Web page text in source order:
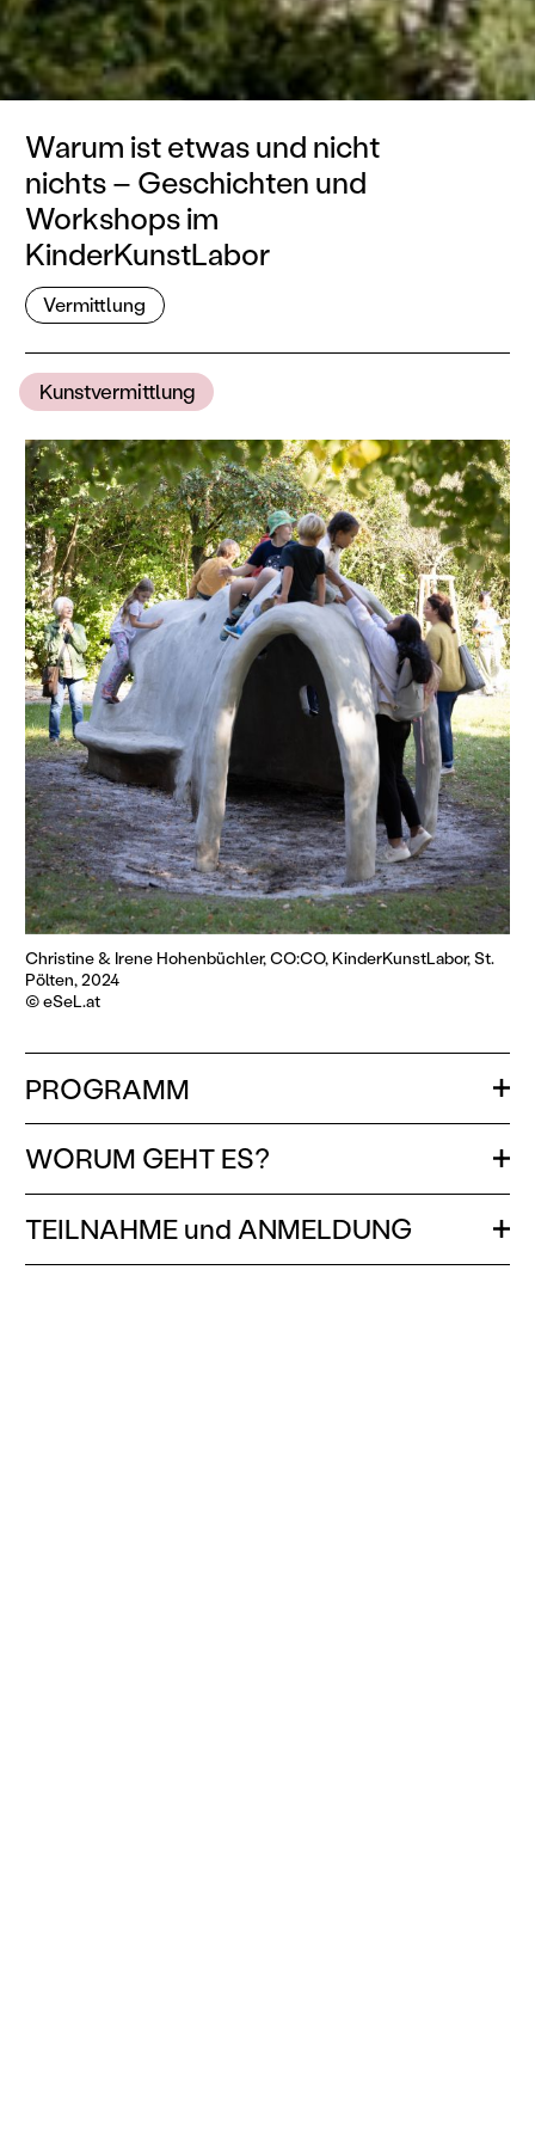
Warum ist etwas und nicht
nichts – Geschichten und
Workshops im
KinderKunstLabor
Vermittlung
Kunstvermittlung
Christine & Irene Hohenbüchler, CO:CO, KinderKunstLabor, St.
Pölten, 2024
© eSeL.at
PROGRAMM
WORUM GEHT ES?
TEILNAHME und ANMELDUNG